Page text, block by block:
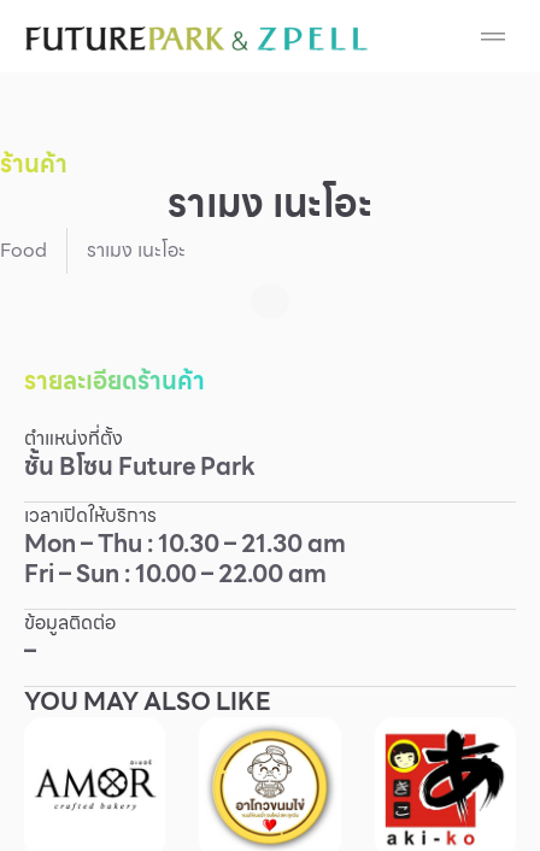
Cosmetic
Fashion
Food
Gold & Jewelry
IT
Mobile
Other
Service
Superstores
ร้านค้า
ราเมง เนะโอะ
Food ราเมง เนะโอะ
รายละเอียดร้านค้า
ตำแหน่งที่ตั้ง
ชั้นBโซนFuture Park
เวลาเปิดให้บริการ
Mon – Thu : 10.30 – 21.30 am
Fri – Sun : 10.00 – 22.00 am
ข้อมูลติดต่อ
–
YOU MAY ALSO LIKE